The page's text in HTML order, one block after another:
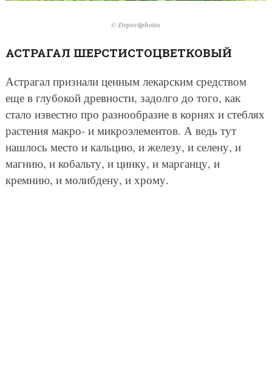
© Depositphotos
АСТРАГАЛ ШЕРСТИСТОЦВЕТКОВЫЙ
Астрагал признали ценным лекарским средством
еще в глубокой древности, задолго до того, как
стало известно про разнообразие в корнях и стеблях
растения макро- и микроэлементов. А ведь тут
нашлось место и кальцию, и железу, и селену, и
магнию, и кобальту, и цинку, и марганцу, и
кремнию, и молибдену, и хрому.